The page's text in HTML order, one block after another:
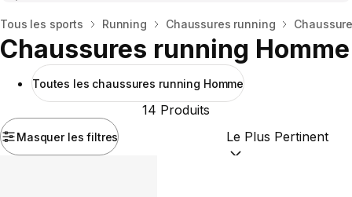
Accueil
Tous les sports Running Chaussures running
Chaussures running Homme
Toutes les chaussures running Homme
Masquer les filtres
14 Produits
Trier par :(optional)